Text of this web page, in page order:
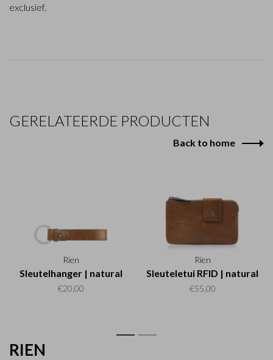
exclusief.
GERELATEERDE PRODUCTEN
Back to home
Rien
Sleutelhanger | natural
€20,00
Rien
Sleuteletui RFID | natural
€55,00
1 2
RIEN